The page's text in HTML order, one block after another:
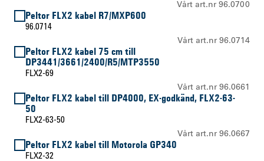
Vårt art.nr 96.0700
Peltor FLX2 kabel R7/MXP600
96.0714
Vårt art.nr 96.0714
Peltor FLX2 kabel 75 cm till
DP3441/3661/2400/R5/MTP3550
FLX2-69
Vårt art.nr 96.0661
Peltor FLX2 kabel till DP4000, EX-godkänd, FLX2-63-
50
FLX2-63-50
Vårt art.nr 96.0667
Peltor FLX2 kabel till Motorola GP340
FLX2-32